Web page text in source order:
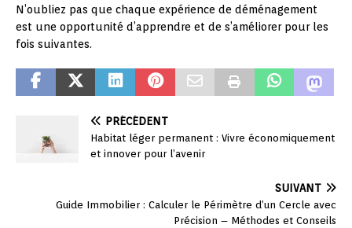
N’oubliez pas que chaque expérience de déménagement
est une opportunité d’apprendre et de s’améliorer pour les
fois suivantes.
PRÉCÉDENT
Habitat léger permanent : Vivre économiquement
et innover pour l’avenir
SUIVANT
Guide Immobilier : Calculer le Périmètre d’un Cercle avec
Précision – Méthodes et Conseils